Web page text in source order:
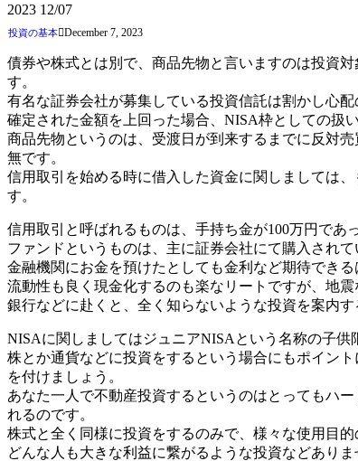
2023 12/07
投資の基本 December 7, 2023
債券や株式とは別で、商品先物と言いますのは投資
す。
有名な証券会社が募集している投資信託は割かし心
確定された金額を上回った場合、NISA枠としての扱
商品先物というのは、受渡日が到来するまでに反対
無です。
信用取引を始める時に借入した資金に関しましては
す。
信用取引と呼ばれるものは、手持ち金が100万円であ
ファンドというものは、主に証券会社にて購入され
金融機関にお金を預けたとしても金利など期待でき
流動性も良く現金化するのも楽なリートですが、地
銀行などに赴くと、全く知らないような投資を案内
NISAに関しましてはジュニアNISAという名称の子供
株とか通貨などに投資をするという場合にもポイン
を付けましょう。
あなた一人で不動産投資するというのはとってもハ
れるのです。
株式と全く同様に投資をするのみで、様々な使用目
どんな人も大きな利益に繋がるような投資などあり